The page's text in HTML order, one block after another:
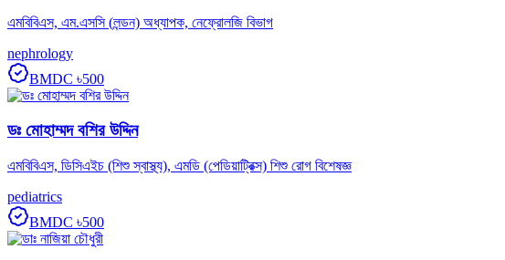
এমবিবিএস, এম.এসসি (লন্ডন) অধ্যাপক, নেফ্রোলজি বিভাগ
nephrology
BMDC ৳500
ডঃ মোহাম্মদ বশির উদ্দিন
এমবিবিএস, ডিসিএইচ (শিশু স্বাস্থ্য), এমডি (পেডিয়াট্রিক্স) শিশু রোগ বিশেষজ্ঞ
pediatrics
BMDC ৳500